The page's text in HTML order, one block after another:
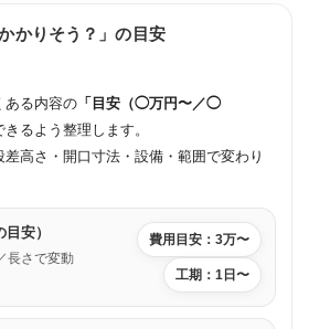
かりそう？」の目安
ある内容の 「目安（◯万円〜／◯
るよう整理します。
高さ・開口寸法・設備・範囲で変わり
安）
長さで変動
費用目安：3万〜
工期：1日〜